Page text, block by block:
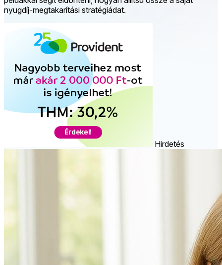
nyugdíj-megtakarítási stratégiádat.
Hirdetés